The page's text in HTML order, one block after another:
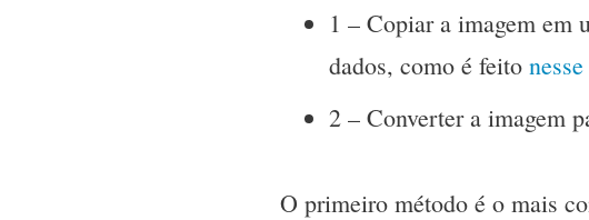
1 – Copiar a imagem em
dados, como é feito
2 – Converter a imagem
O primeiro método é o mais